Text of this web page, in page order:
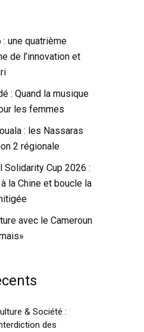
: une quatrième
de l’innovation et
: Quand la musique
les femmes
: les Nassaras
2 régionale
Solidarity Cup 2026 :
la Chine et boucle la
avec le Cameroun
& Société :
des